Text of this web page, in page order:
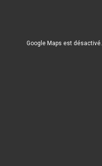
Google Maps est désactivé.